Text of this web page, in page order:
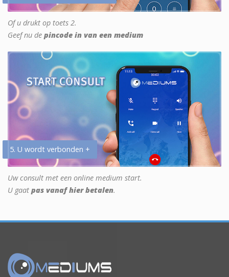
Of u drukt op toets 2.
Geef nu de pincode in van een medium
5. U wordt verbonden +
Uw consult met een online medium start.
U gaat pas vanaf hier betalen.